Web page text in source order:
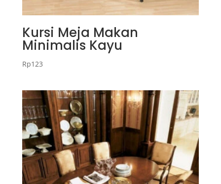
Kursi Meja Makan
Minimalis Kayu
Rp123